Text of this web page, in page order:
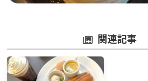
関連記事